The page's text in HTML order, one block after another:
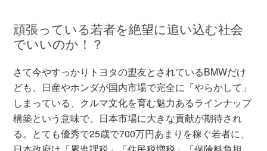
頑張っている若者を絶望に追い込む社会
でいいのか！？
さて今やすっかりトヨタの盟友とされているBMWだけ
ども、日産やホンダが国内市場で完全に「やらかして」
しまっている、クルマ文化を育む魅力あるラインナップ
構築という意味で、日本市場に大きな貢献が期待され
る。とても優秀で25歳で700万円あまりを稼ぐ若者に、